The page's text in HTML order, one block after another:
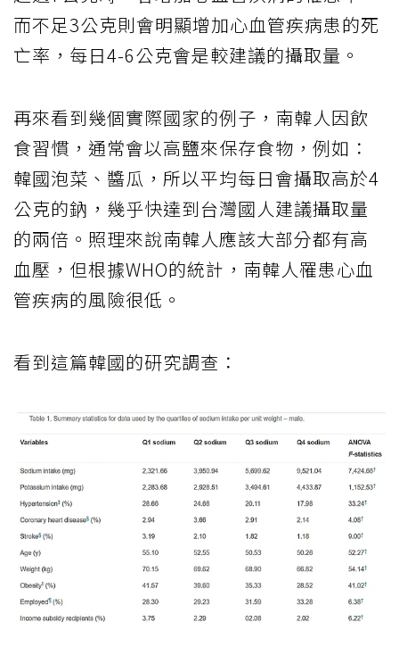
而不足3公克則會明顯增加心血管疾病患的死
亡率，每日4-6公克會是較建議的攝取量。
再來看到幾個實際國家的例子，南韓人因飲
食習慣，通常會以高鹽來保存食物，例如：
韓國泡菜、醬瓜，所以平均每日會攝取高於4
公克的鈉，幾乎快達到台灣國人建議攝取量
的兩倍。照理來說南韓人應該大部分都有高
血壓，但根據WHO的統計，南韓人罹患心血
管疾病的風險很低。
看到這篇韓國的研究調查：